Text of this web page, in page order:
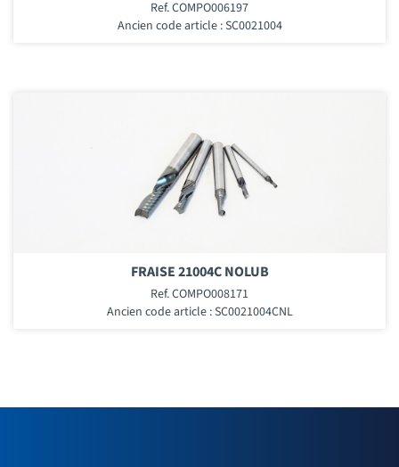
Ref. COMPO006197
Ancien code article : SC0021004
FRAISE 21004C NOLUB
Ref. COMPO008171
Ancien code article : SC0021004CNL